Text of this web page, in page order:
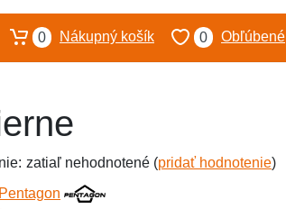
0 Obľúbené
0 Nákupný košík
zatiaľ nehodnotené (pridať hodnotenie)
Pentagon